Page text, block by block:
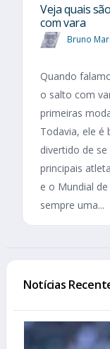
Veja quais
com vara
Bruno
Quando
o salto com
primeiras
Todavia, ele é
divertido de
principais
e o Mundial
sempre uma...
Notícias